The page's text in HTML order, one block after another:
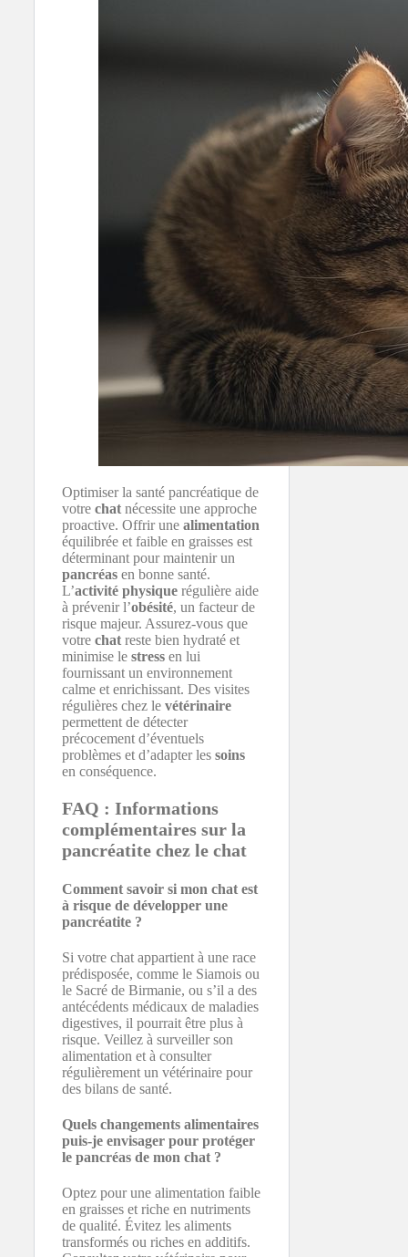
Optimiser la santé pancréatique de
votre chat nécessite une approche
proactive. Offrir une alimentation
équilibrée et faible en graisses est
déterminant pour maintenir un
pancréas en bonne santé.
L’activité physique régulière aide
à prévenir l’obésité, un facteur de
risque majeur. Assurez-vous que
votre chat reste bien hydraté et
minimise le stress en lui
fournissant un environnement
calme et enrichissant. Des visites
régulières chez le vétérinaire
permettent de détecter
précocement d’éventuels
problèmes et d’adapter les soins
en conséquence.
FAQ : Informations
complémentaires sur la
pancréatite chez le chat
Comment savoir si mon chat est
à risque de développer une
pancréatite ?
Si votre chat appartient à une race
prédisposée, comme le Siamois ou
le Sacré de Birmanie, ou s’il a des
antécédents médicaux de maladies
digestives, il pourrait être plus à
risque. Veillez à surveiller son
alimentation et à consulter
régulièrement un vétérinaire pour
des bilans de santé.
Quels changements alimentaires
puis-je envisager pour protéger
le pancréas de mon chat ?
Optez pour une alimentation faible
en graisses et riche en nutriments
de qualité. Évitez les aliments
transformés ou riches en additifs.